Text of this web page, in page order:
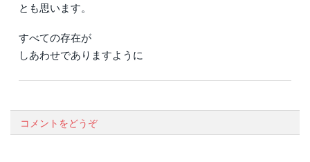
とも思います。
すべての存在が
しあわせでありますように
コメントをどうぞ